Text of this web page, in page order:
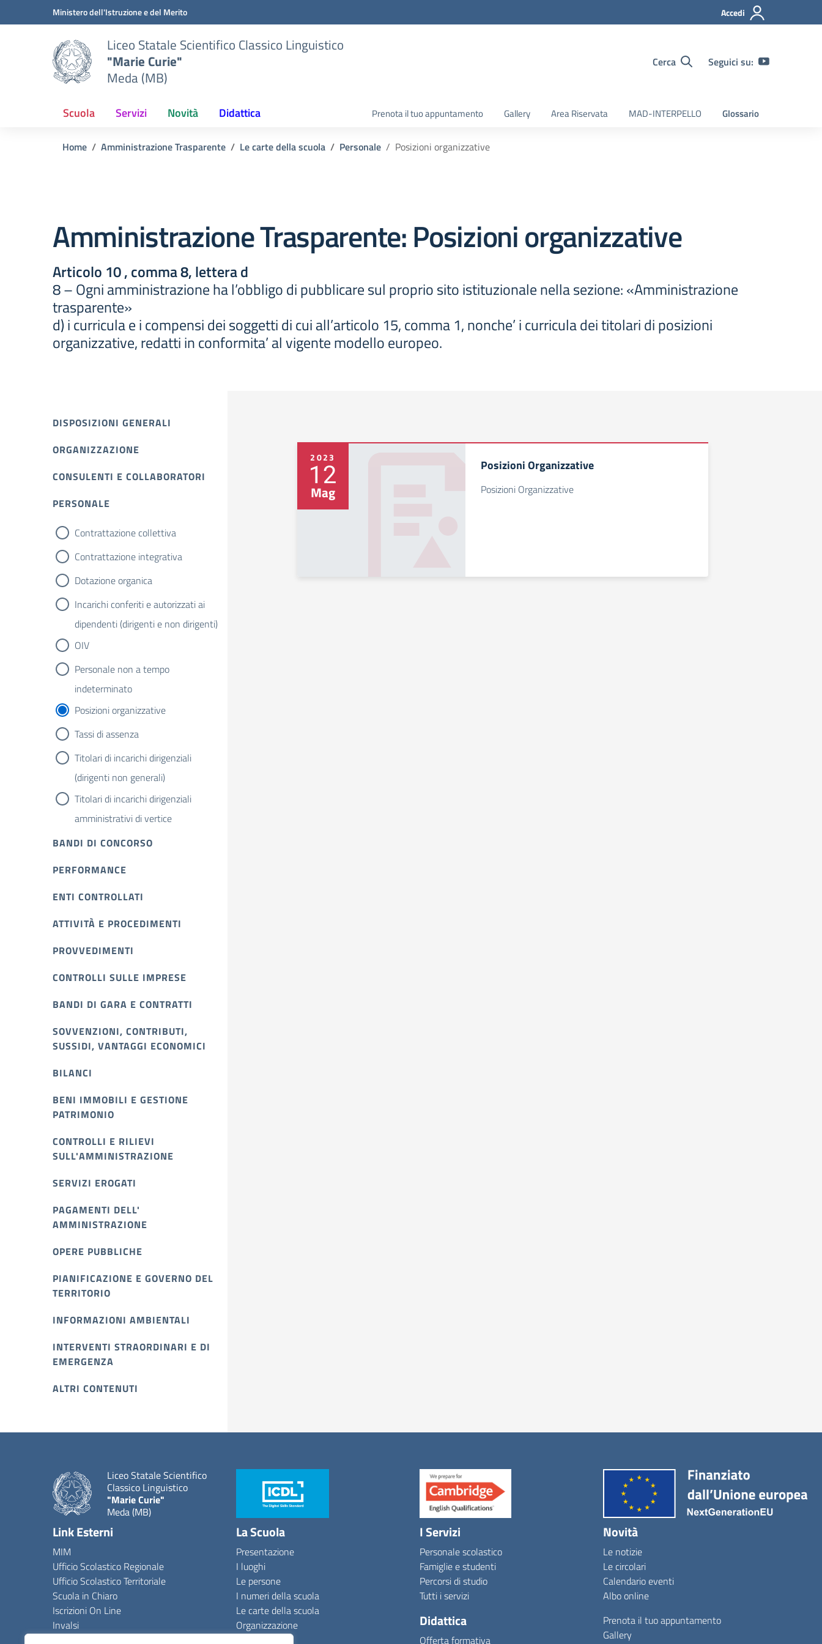
Vai ai contenuti
Vai al menu di navigazioneMinistero dell'Istruzione e del Merito Accedi
Liceo Statale Scientifico Classico Linguistico
"Marie Curie"
Meda (MB)
Cerca Seguici su:
Scuola Servizi Novità Didattica Prenota il tuo appuntamento Gallery Area Riservata MAD-INTERPELLO Glossario
Home Amministrazione Trasparente Le carte della scuola Personale Posizioni organizzative
Amministrazione Trasparente:Posizioni organizzative
Articolo 10 , comma 8, lettera d
8 – Ogni amministrazione ha l’obbligo di pubblicare sul proprio sito istituzionale nella sezione: «Amministrazione
trasparente»
d) i curricula e i compensi dei soggetti di cui all’articolo 15, comma 1, nonche’ i curricula dei titolari di posizioni
organizzative, redatti in conformita’ al vigente modello europeo.
DISPOSIZIONI GENERALI
ORGANIZZAZIONE
CONSULENTI E COLLABORATORI
PERSONALE
Contrattazione collettiva
Contrattazione integrativa
Dotazione organica
Incarichi conferiti e autorizzati ai
dipendenti (dirigenti e non dirigenti)
OIV
Personale non a tempo
indeterminato
Posizioni organizzative
Tassi di assenza
Titolari di incarichi dirigenziali
(dirigenti non generali)
Titolari di incarichi dirigenziali
amministrativi di vertice
BANDI DI CONCORSO
PERFORMANCE
ENTI CONTROLLATI
ATTIVITÀ E PROCEDIMENTI
PROVVEDIMENTI
CONTROLLI SULLE IMPRESE
BANDI DI GARA E CONTRATTI
SOVVENZIONI, CONTRIBUTI,
SUSSIDI, VANTAGGI ECONOMICI
BILANCI
BENI IMMOBILI E GESTIONE
PATRIMONIO
CONTROLLI E RILIEVI
SULL'AMMINISTRAZIONE
SERVIZI EROGATI
PAGAMENTI DELL'
AMMINISTRAZIONE
OPERE PUBBLICHE
PIANIFICAZIONE E GOVERNO DEL
TERRITORIO
INFORMAZIONI AMBIENTALI
INTERVENTI STRAORDINARI E DI
EMERGENZA
ALTRI CONTENUTI
2023
12
Mag
Posizioni Organizzative
Posizioni Organizzative
Liceo Statale Scientifico
Classico Linguistico
"Marie Curie"
Meda (MB)
Link Esterni
MIM
Ufficio Scolastico Regionale
Ufficio Scolastico Territoriale
Scuola in Chiaro
Iscrizioni On Line
Invalsi
La Scuola
Presentazione
I luoghi
Le persone
I numeri della scuola
Le carte della scuola
Organizzazione
I Servizi
Personale scolastico
Famiglie e studenti
Percorsi di studio
Tutti i servizi
Didattica
Offerta formativa
Novità
Le notizie
Le circolari
Calendario eventi
Albo online
Prenota il tuo appuntamento
Gallery